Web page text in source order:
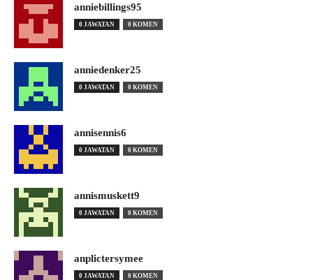
anniebillings95
0 JAWATAN 0 KOMEN
anniedenker25
0 JAWATAN 0 KOMEN
annisennis6
0 JAWATAN 0 KOMEN
annismuskett9
0 JAWATAN 0 KOMEN
anplictersymee
0 JAWATAN 0 KOMEN